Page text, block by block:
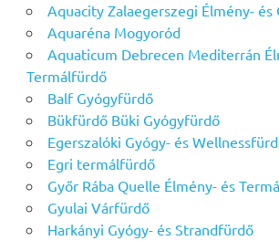
Aquacity Zalaegerszegi Élmény- és
Aquaréna Mogyoród
Aquaticum Debrecen Mediterrán
Termálfürdő
Balf Gyógyfürdő
Bükfürdő Büki Gyógyfürdő
Egerszalóki Gyógy- és
Egri termálfürdő
Győr Rába Quelle Élmény- és
Gyulai Várfürdő
Harkányi Gyógy- és Strandfürdő